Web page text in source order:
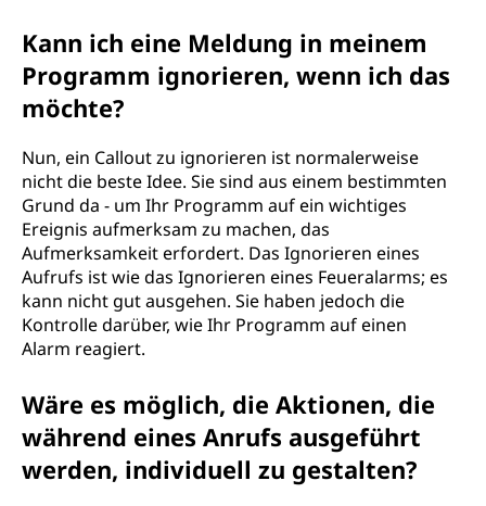
Kann ich eine Meldung in meinem
Programm ignorieren, wenn ich das
möchte?
Nun, ein Callout zu ignorieren ist normalerweise
nicht die beste Idee. Sie sind aus einem bestimmten
Grund da - um Ihr Programm auf ein wichtiges
Ereignis aufmerksam zu machen, das
Aufmerksamkeit erfordert. Das Ignorieren eines
Aufrufs ist wie das Ignorieren eines Feueralarms; es
kann nicht gut ausgehen. Sie haben jedoch die
Kontrolle darüber, wie Ihr Programm auf einen
Alarm reagiert.
Wäre es möglich, die Aktionen, die
während eines Anrufs ausgeführt
werden, individuell zu gestalten?